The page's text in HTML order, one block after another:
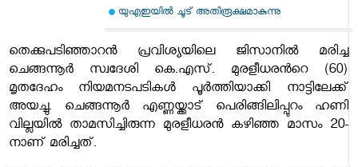
യുഎഇയില്‍ ചൂട് അതിരൂക്ഷമാകുന്നു
തെക്കുപടിഞ്ഞാറൻ പ്രവിശ്യയിലെ ജിസാനിൽ മരിച്ച
ചെങ്ങന്നൂർ സ്വദേശി കെ.എസ്. മുരളീധരന്‍റെ (60)
മൃതദേഹം നിയമനടപടികൾ പൂർത്തിയാക്കി നാട്ടിലേക്ക്
അയച്ചു. ചെങ്ങന്നൂർ എണ്ണയ്ക്കാട് പെരിങ്ങിലിപ്പുറം ഹണി
വില്ലയിൽ താമസിച്ചിരുന്ന മുരളീധരൻ കഴിഞ്ഞ മാസം 20-
നാണ് മരിച്ചത്.